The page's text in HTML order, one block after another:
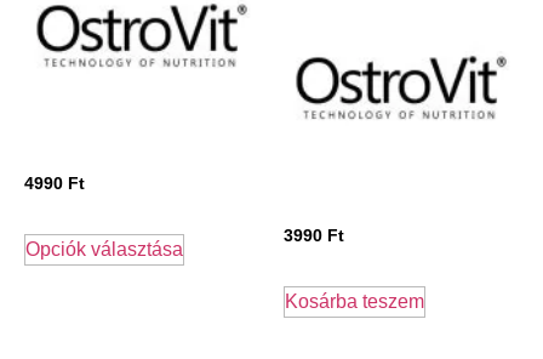
4990 Ft
Opciók választása
3990 Ft
Kosárba teszem